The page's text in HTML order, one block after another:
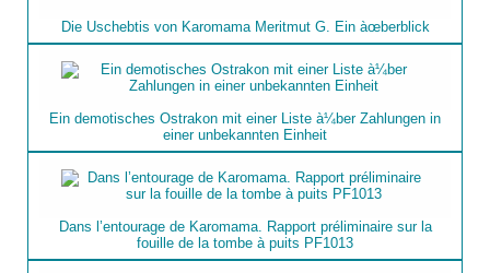
Die Uschebtis von Karomama Meritmut G. Ein àœberblick
Ein demotisches Ostrakon mit einer Liste à¼ber Zahlungen in
einer unbekannten Einheit
Dans l’entourage de Karomama. Rapport préliminaire sur la
fouille de la tombe à puits PF1013